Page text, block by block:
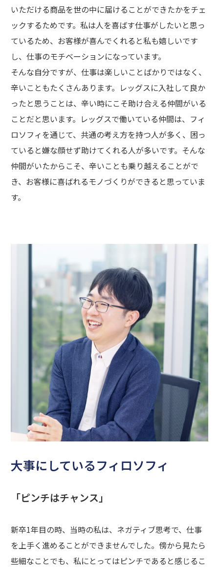
PEOPLE
社員インタビュー
COMPANY
会社概要
レッグスの制度
オフィスギャラリー
RECRUITING
新卒採用情報
コーポレートサイト
CLグループ採用ポータルサイト
いただける商品を世の中に届けることができたかをチェ
ックするためです。私は人を喜ばす仕事がしたいと思っ
ているため、お客様が喜んでくれると私も嬉しいです
し、仕事のモチベーションになっています。
そんな自分ですが、仕事は楽しいことばかりではなく、
辛いこともたくさんあります。レッグスに入社して良か
ったと思うことは、辛い時にこそ助け合える仲間がいる
ことだと思います。レッグスで働いている仲間は、フィ
ロソフィを通じて、共通の考え方を持つ人が多く、困っ
ていると嫌な顔せず助けてくれる人が多いです。そんな
仲間がいたからこそ、辛いことも乗り越えることがで
き、お客様に喜ばれるモノづくりができると思っていま
す。
大事にしているフィロソフィ
「ピンチはチャンス」
新卒1年目の時、当時の私は、ネガティブ思考で、仕事
を上手く進めることができませんでした。傍から見たら
些細なことでも、私にとってはピンチであると感じるこ